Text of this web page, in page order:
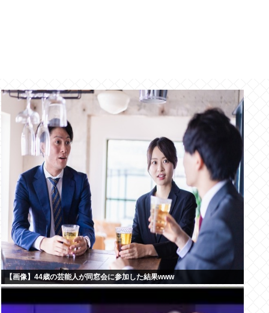
【画像】44歳の芸能人が同窓会に参加した結果www